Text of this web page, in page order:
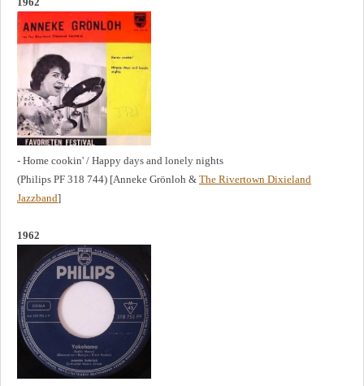
- Home cookin' / Happy days and lonely nights
(Philips PF 318 744) [Anneke Grönloh & The Rivertown Dixieland
Jazzband]
1962